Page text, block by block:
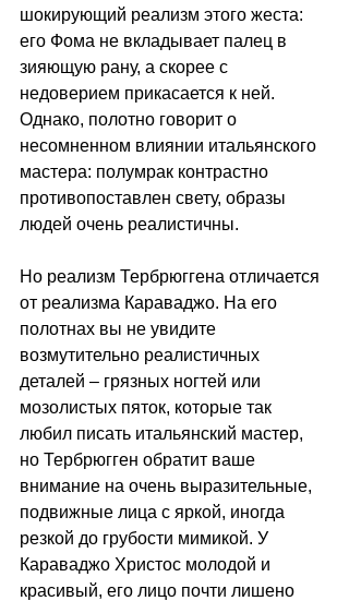
шокирующий реализм этого жеста:
его Фома не вкладывает палец в
зияющую рану, а скорее с
недоверием прикасается к ней.
Однако, полотно говорит о
несомненном влиянии итальянского
мастера: полумрак контрастно
противопоставлен свету, образы
людей очень реалистичны.
Но реализм Тербрюггена отличается
от реализма Караваджо. На его
полотнах вы не увидите
возмутительно реалистичных
деталей – грязных ногтей или
мозолистых пяток, которые так
любил писать итальянский мастер,
но Тербрюгген обратит ваше
внимание на очень выразительные,
подвижные лица с яркой, иногда
резкой до грубости мимикой. У
Караваджо Христос молодой и
красивый, его лицо почти лишено